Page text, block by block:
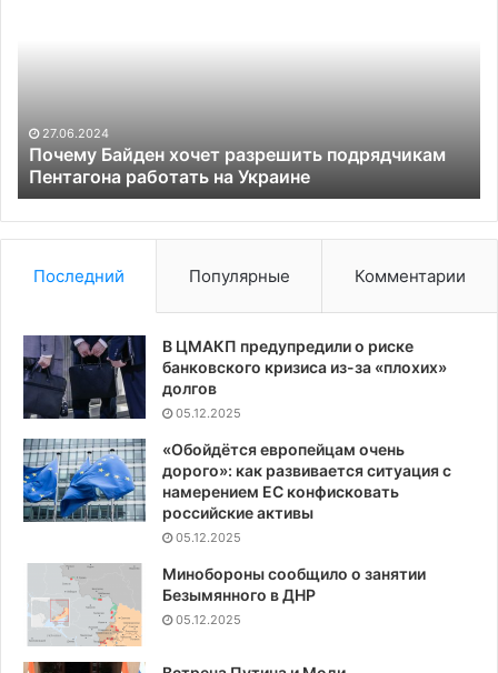
на
Украине
27.06.2024
Почему Байден хочет разрешить подрядчикам
Пентагона работать на Украине
Последний Популярные Комментарии
В ЦМАКП предупредили о риске
банковского кризиса из-за «плохих»
долгов
05.12.2025
«Обойдётся европейцам очень
дорого»: как развивается ситуация с
намерением ЕС конфисковать
российские активы
05.12.2025
Минобороны сообщило о занятии
Безымянного в ДНР
05.12.2025